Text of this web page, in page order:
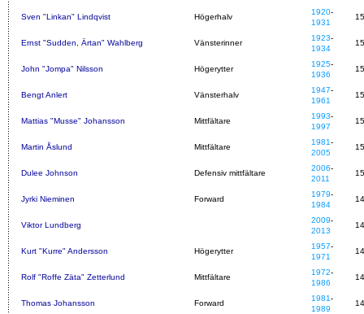
Sven "Linkan" Lindqvist Högerhalv
1920-
1931
Ernst "Sudden, Ärtan" Wahlberg Vänsterinner
1923-
1934
John "Jompa" Nilsson Högerytter
1925-
1936
Bengt Anlert Vänsterhalv
1947-
1961
Mattias "Musse" Johansson Mittfältare
1993-
1997
Martin Åslund Mittfältare
1981-
2005
Dulee Johnson Defensiv mittfältare
2006-
2011
Jyrki Nieminen Forward
1979-
1984
Viktor Lundberg
2009-
2013
Kurt "Kurre" Andersson Högerytter
1957-
1971
Rolf "Roffe Zäta" Zetterlund Mittfältare
1972-
1986
Thomas Johansson Forward
1981-
1989